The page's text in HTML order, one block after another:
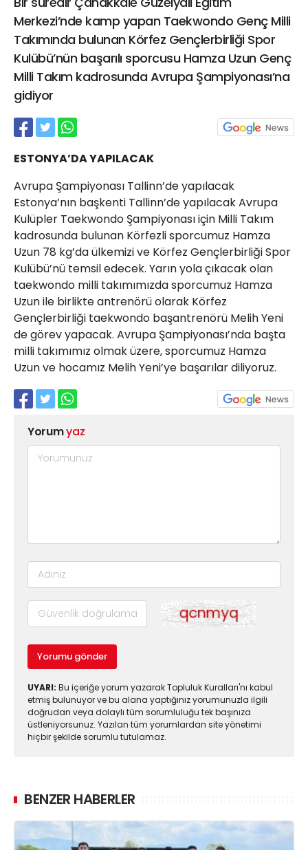
Merkezi’nde kamp yapan Taekwondo Genç Milli
Takımında bulunan Körfez Gençlerbirliği Spor
Kulübü’nün başarılı sporcusu Hamza Uzun Genç
Milli Takım kadrosunda Avrupa Şampiyonası’na
gidiyor
ESTONYA’DA YAPILACAK
Avrupa Şampiyonası Tallinn’de yapılacak
Estonya’nın başkenti Tallinn’de yapılacak Avrupa
Kulüpler Taekwondo Şampiyonası için Milli Takım
kadrosunda bulunan Körfezli sporcumuz Hamza
Uzun 78 kg’da ülkemizi ve Körfez Gençlerbirliği Spor
Kulübü’nü temsil edecek. Yarın yola çıkacak olan
taekwondo milli takımımızda sporcumuz Hamza
Uzun ile birlikte antrenörü olarak Körfez
Gençlerbirliği taekwondo başantrenörü Melih Yeni
de görev yapacak. Avrupa Şampiyonası’nda başta
milli takımımız olmak üzere, sporcumuz Hamza
Uzun ve hocamız Melih Yeni’ye başarılar diliyoruz.
Yorumyaz
Yorumu gönder
UYARI: Bu içeriğe yorum yazarak Topluluk Kuralları'nı kabul
etmiş bulunuyor ve bu alana yaptığınız yorumunuzla ilgili
doğrudan veya dolaylı tüm sorumluluğu tek başınıza
üstleniyorsunuz. Yazılan tüm yorumlardan site yönetimi
hiçbir şekilde sorumlu tutulamaz.
BENZER HABERLER
21 Gölcük
02624132333
haber@golcukpostasi.com